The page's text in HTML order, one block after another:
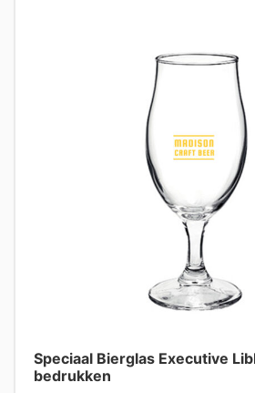
Speciaal Bierglas Executive
bedrukken